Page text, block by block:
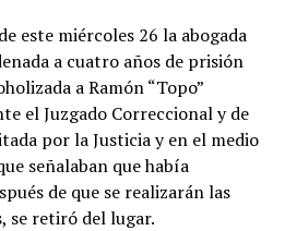
este miércoles 26 la abogada
a cuatro años de prisión
a Ramón “Topo”
el Juzgado Correccional y de
por la Justicia y en el medio
señalaban que había
de que se realizarán las
se retiró del lugar.